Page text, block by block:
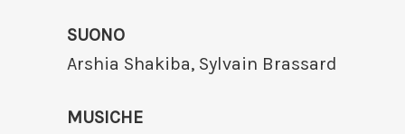
SUONO
Arshia Shakiba, Sylvain Brassard
MUSICHE